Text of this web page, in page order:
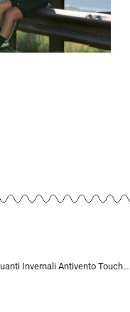
BLUEVER Guanti da Corsa, Guanti Invernali Antivento Touchscreen Guanti Sportivi Caldi Antiscivolo Idrorepellenti per Uomo Don